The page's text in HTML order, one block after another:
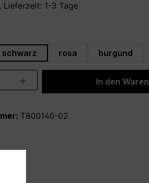
1-3 Tage
schwarz
rosa burgund
Gib den In den
T800140-02